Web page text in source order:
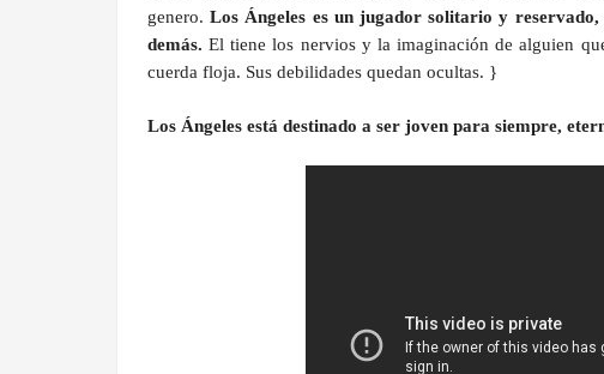
genero.Los Ángeles es un jugador solitario y reservado,
demás. El tiene los nervios y la imaginación de alguien
cuerda floja. Sus debilidades quedan ocultas. }
Los Ángeles está destinado a ser joven para siempre,